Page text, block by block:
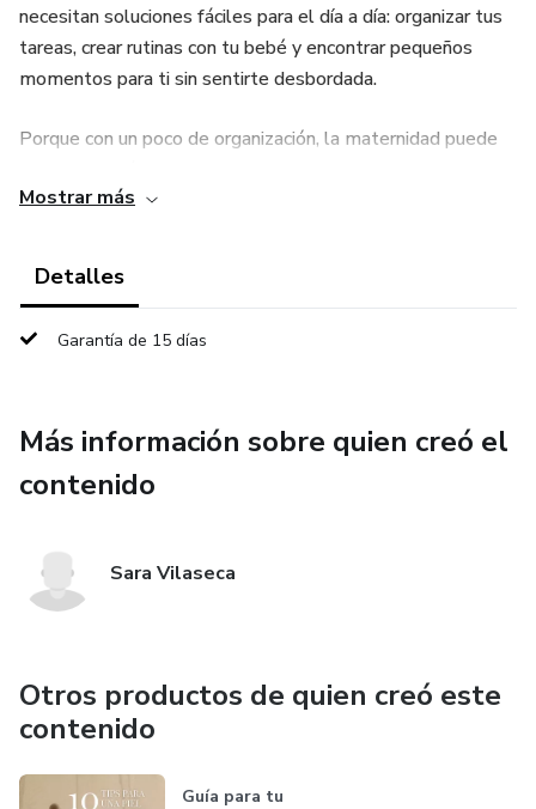
necesitan soluciones fáciles para el día a día: organizar tus
tareas, crear rutinas con tu bebé y encontrar pequeños
momentos para ti sin sentirte desbordada.
Porque con un poco de organización, la maternidad puede
Mostrar más
Detalles
Garantía de 15 días
Más información sobre quien creó el
contenido
Sara Vilaseca
Otros productos de quien creó este
contenido
Guía para tu